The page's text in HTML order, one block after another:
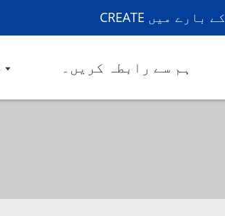
CREATE کے بارے میں
ہم سے رابطہ کریں۔